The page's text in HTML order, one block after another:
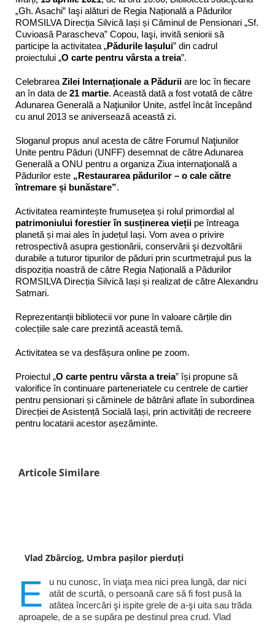
„Gh. Asachi” Iaşi alături de Regia Națională a Pădurilor
ROMSILVA Direcția Silvică Iași și Căminul de Pensionari „Sf.
Cuvioasă Parascheva” Copou, Iaşi, invită seniorii să
participe la activitatea „Pădurile Iașului” din cadrul
proiectului „O carte pentru vârsta a treia”.
Celebrarea Zilei Internaționale a Pădurii are loc în fiecare
an în data de 21 martie. Această dată a fost votată de către
Adunarea Generală a Naţiunilor Unite, astfel încât începând
cu anul 2013 se aniversează această zi.
Sloganul propus anul acesta de către Forumul Naţiunilor
Unite pentru Păduri (UNFF) desemnat de către Adunarea
Generală a ONU pentru a organiza Ziua internaţională a
Pădurilor este „Restaurarea pădurilor – o cale către
întremare și bunăstare”.
Activitatea reamintește frumusețea și rolul primordial al
patrimoniului forestier în susținerea vieții pe întreaga
planetă și mai ales în județul Iași. Vom avea o privire
retrospectivă asupra gestionării, conservării şi dezvoltării
durabile a tuturor tipurilor de păduri prin scurtmetrajul pus la
dispoziția noastră de către Regia Națională a Pădurilor
ROMSILVA Direcția Silvică Iași și realizat de către Alexandru
Satmari.
Reprezentanții bibliotecii vor pune în valoare cărțile din
colecțiile sale care prezintă această temă.
Activitatea se va desfășura online pe zoom.
Proiectul „O carte pentru vârsta a treia” își propune să
valorifice în continuare parteneriatele cu centrele de cartier
pentru pensionari și căminele de bătrâni aflate în subordinea
Direcției de Asistență Socială Iași, prin activități de recreere
pentru locatarii acestor așezăminte.
Articole Similare
Vlad Zbârciog, Umbra pașilor pierduți
E
u nu cunosc, în viaţa mea nici prea lungă, dar nici
atât de scurtă, o persoană care să fi fost pusă la
atâtea încercări şi ispite grele de a-şi uita sau trăda
aproapele, de a se supăra pe destinul prea crud. Vlad